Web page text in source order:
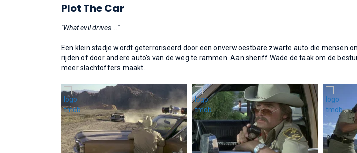
Plot The Car
"What evil drives..."
Een klein stadje wordt geterroriseerd door een onverwoestbare zwarte auto die mensen
rijden of door andere auto's van de weg te rammen. Aan sheriff Wade de taak om de
meer slachtoffers maakt.